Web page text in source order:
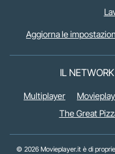
Aggiorna le
IL NETWORK
Multiplayer
The Great
© 2026 Movieplayer.it è di